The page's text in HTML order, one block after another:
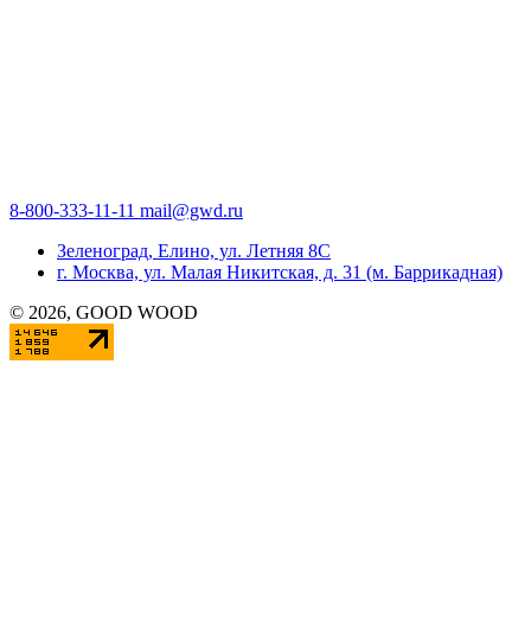
8-800-333-11-11 mail@gwd.ru
Зеленоград, Елино, ул. Летняя 8С
г. Москва, ул. Малая Никитская, д. 31 (м. Баррикадная)
© 2026, GOOD WOOD